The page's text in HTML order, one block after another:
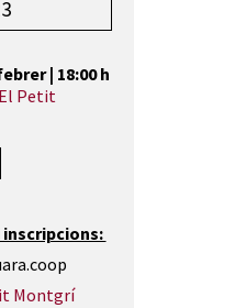
| 18:00 h
Petit
Montgrí